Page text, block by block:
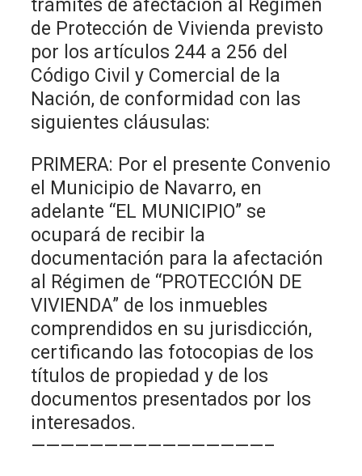
trámites de afectación al Régimen
de Protección de Vivienda previsto
por los artículos 244 a 256 del
Código Civil y Comercial de la
Nación, de conformidad con las
siguientes cláusulas:
PRIMERA: Por el presente Convenio
el Municipio de Navarro, en
adelante “EL MUNICIPIO” se
ocupará de recibir la
documentación para la afectación
al Régimen de “PROTECCIÓN DE
VIVIENDA” de los inmuebles
comprendidos en su jurisdicción,
certificando las fotocopias de los
títulos de propiedad y de los
documentos presentados por los
interesados.
————————————————–